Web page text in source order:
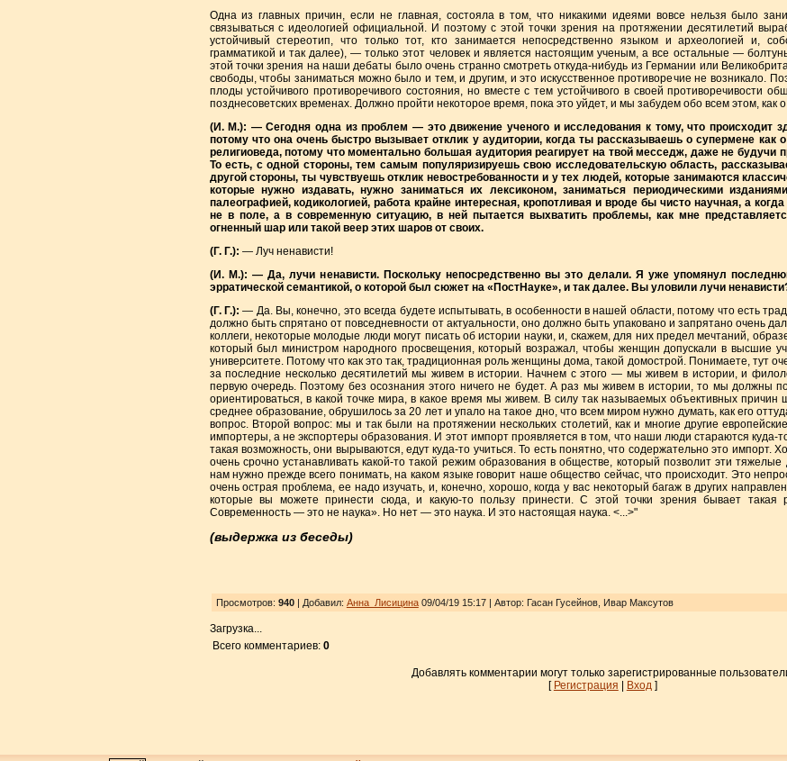
Одна из главных причин, если не главная, состояла в том, что никакими идеями вовсе нельзя было
связываться с идеологией официальной. И поэтому с этой точки зрения на протяжении десятилетий
устойчивый стереотип, что только тот, кто занимается непосредственно языком и археологией и,
грамматикой и так далее), — только этот человек и является настоящим ученым, а все остальные —
этой точки зрения на наши дебаты было очень странно смотреть откуда-нибудь из Германии или
свободы, чтобы заниматься можно было и тем, и другим, и это искусственное противоречие не возникало.
плоды устойчивого противоречивого состояния, но вместе с тем устойчивого в своей противоречивости
позднесоветских временах. Должно пройти некоторое время, пока это уйдет, и мы забудем обо всем этом, как
(И. М.): — Сегодня одна из проблем — это движение ученого и исследования к тому, что происходит
потому что она очень быстро вызывает отклик у аудитории, когда ты рассказываешь о супермене как
религиоведа, потому что моментально большая аудитория реагирует на твой месседж, даже не будучи
То есть, с одной стороны, тем самым популяризируешь свою исследовательскую область,
другой стороны, ты чувствуешь отклик невостребованности и у тех людей, которые занимаются
которые нужно издавать, нужно заниматься их лексиконом, заниматься периодическими
палеографией, кодикологией, работа крайне интересная, кропотливая и вроде бы чисто научная, а
не в поле, а в современную ситуацию, в ней пытается выхватить проблемы, как мне
огненный шар или такой веер этих шаров от своих.
(Г. Г.): — Луч ненависти!
(И. М.): — Да, лучи ненависти. Поскольку непосредственно вы это делали. Я уже упомянул
эрратической семантикой, о которой был сюжет на «ПостНауке», и так далее. Вы уловили лучи
(Г. Г.):— Да. Вы, конечно, это всегда будете испытывать, в особенности в нашей области, потому что есть
должно быть спрятано от повседневности от актуальности, оно должно быть упаковано и запрятано очень
коллеги, некоторые молодые люди могут писать об истории науки, и, скажем, для них предел мечтаний,
который был министром народного просвещения, который возражал, чтобы женщин допускали в высшие
университете. Потому что как это так, традиционная роль женщины дома, такой домострой. Понимаете, тут
за последние несколько десятилетий мы живем в истории. Начнем с этого — мы живем в истории, и
первую очередь. Поэтому без осознания этого ничего не будет. А раз мы живем в истории, то мы должны
ориентироваться, в какой точке мира, в какое время мы живем. В силу так называемых объективных причин
среднее образование, обрушилось за 20 лет и упало на такое дно, что всем миром нужно думать, как его
вопрос. Второй вопрос: мы и так были на протяжении нескольких столетий, как и многие другие
импортеры, а не экспортеры образования. И этот импорт проявляется в том, что наши люди стараются куда-
такая возможность, они вырываются, едут куда-то учиться. То есть понятно, что содержательно это импорт.
очень срочно устанавливать какой-то такой режим образования в обществе, который позволит эти
нам нужно прежде всего понимать, на каком языке говорит наше общество сейчас, что происходит. Это
очень острая проблема, ее надо изучать, и, конечно, хорошо, когда у вас некоторый багаж в других
которые вы можете принести сюда, и какую-то пользу принести. С этой точки зрения бывает такая
Современность — это не наука». Но нет — это наука. И это настоящая наука. <...>"
(выдержка из беседы)
Просмотров: 940| Добавил: Анна_Лисицина09/04/19 15:17 | Автор: Гасан Гусейнов, Ивар Максутов
Загрузка...
Всего комментариев: 0
Добавлять комментарии могут только зарегистрированные
[ Регистрация | Вход ]